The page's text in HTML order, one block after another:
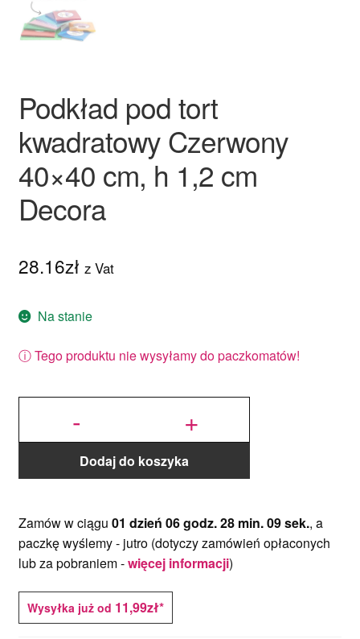
Podkład pod tort
kwadratowy Czerwony
40×40 cm, h 1,2 cm
Decora
28.16zł z Vat
Na stanie
ⓘ Tego produktu nie wysyłamy do paczkomatów!
-
ilość
kwadratowy
Czerwony
40x40 cm,
h 1,2 cm
Decora
+
Dodaj do koszyka
Zamów w ciągu 01 dzień 06 godz. 28 min. 08 sek., a
paczkę wyślemy - jutro(dotyczy zamówień opłaconych
lub za pobraniem -więcej informacji)
Wysyłka już od 11,99zł*